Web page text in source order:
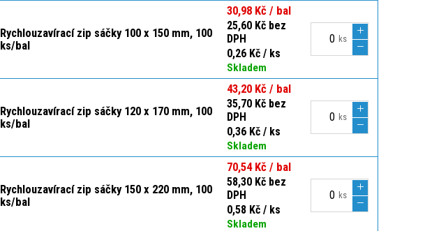
Rychlouzavírací zip sáčky 100 x 150 mm, 100
ks/bal
30,98 Kč / bal
25,60 Kč bez
DPH
0,26 Kč / ks
Skladem
ks
Rychlouzavírací zip sáčky 120 x 170 mm, 100
ks/bal
43,20 Kč / bal
35,70 Kč bez
DPH
0,36 Kč / ks
Skladem
ks
Rychlouzavírací zip sáčky 150 x 220 mm, 100
ks/bal
70,54 Kč / bal
58,30 Kč bez
DPH
0,58 Kč / ks
Skladem
ks